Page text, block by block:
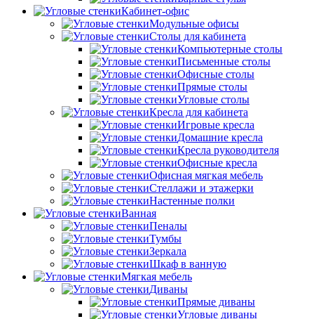
Кабинет-офис
Модульные офисы
Столы для кабинета
Компьютерные столы
Письменные столы
Офисные столы
Прямые столы
Угловые столы
Кресла для кабинета
Игровые кресла
Домашние кресла
Кресла руководителя
Офисные кресла
Офисная мягкая мебель
Стеллажи и этажерки
Настенные полки
Ванная
Пеналы
Тумбы
Зеркала
Шкаф в ванную
Мягкая мебель
Диваны
Прямые диваны
Угловые диваны